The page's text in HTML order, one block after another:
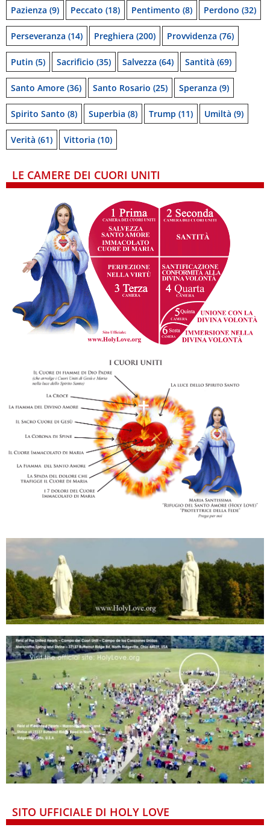
Pazienza (9) Peccato (18) Pentimento (8) Perdono (32)
Perseveranza (14) Preghiera (200) Provvidenza (76)
Putin (5) Sacrificio (35) Salvezza (64) Santità (69)
Santo Amore (36) Santo Rosario (25) Speranza (9)
Spirito Santo (8) Superbia (8) Trump (11) Umiltà (9)
Verità (61) Vittoria (10)
LE CAMERE DEI CUORI UNITI
SITO UFFICIALE DI HOLY LOVE